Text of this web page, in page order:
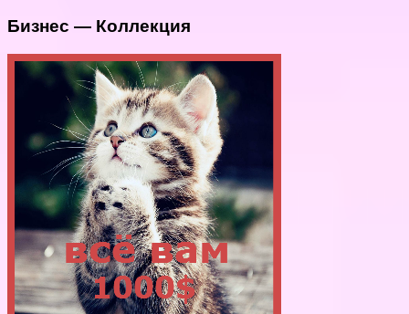
Бизнес — Коллекция